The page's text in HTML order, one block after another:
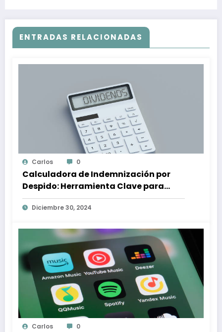
ENTRADAS RELACIONADAS
Carlos 0
Calculadora de Indemnización por
Despido: Herramienta Clave para
Proteger tus Derechos Laborales
Diciembre 30, 2024
Carlos 0